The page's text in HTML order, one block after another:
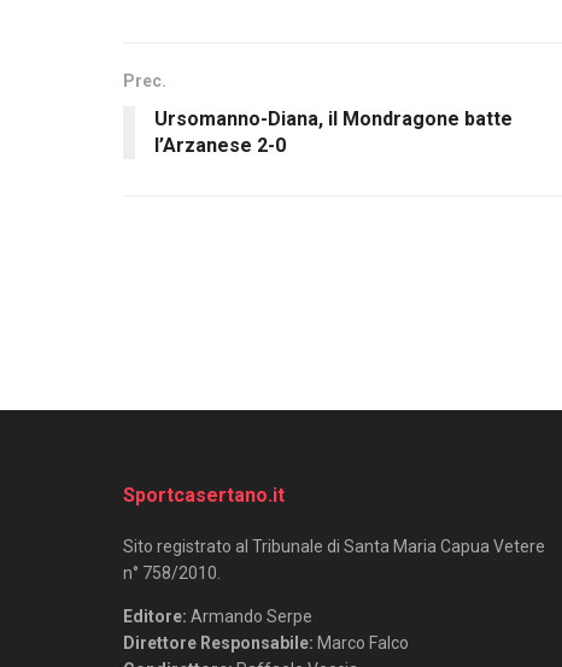
Prec.
Ursomanno-Diana, il Mondragone batte
l’Arzanese 2-0
Sportcasertano.it
Sito registrato al Tribunale di Santa Maria Capua Vetere
n° 758/2010.
Editore: Armando Serpe
Direttore Responsabile: Marco Falco